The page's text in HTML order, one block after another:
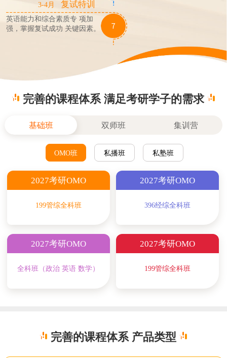
3-4月
复试特训
英语能力和综合素质专 项加
强，掌握复试成功 关键因素。
完善的课程体系 满足考研学子的需求
基础班 双师班 集训营
OMO班 私播班 私塾班
2027考研OMO
199管综全科班
2027考研OMO
396经综全科班
2027考研OMO
全科班（政治 英语 数学）
2027考研OMO
199管综全科班
完善的课程体系 产品类型